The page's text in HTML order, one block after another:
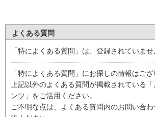
よくある質問
「特によくある質問」は、登録されていませ
「特によくある質問」にお探しの情報はご
上記以外のよくある質問が掲載されている
ンツ」をご活用ください。
ご不明な点は、よくある質問内のお問い合